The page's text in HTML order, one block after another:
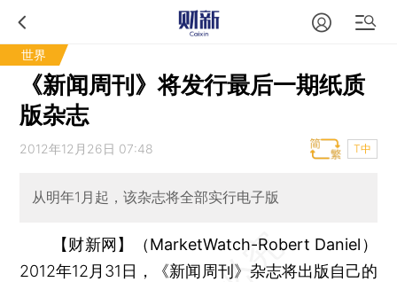
世界
《新闻周刊》将发行最后一期纸质
版杂志
2012年12月26日 07:48 T中
从明年1月起，该杂志将全部实行电子版
【财新网】（MarketWatch-Robert Daniel）
2012年12月31日，《新闻周刊》杂志将出版自己的